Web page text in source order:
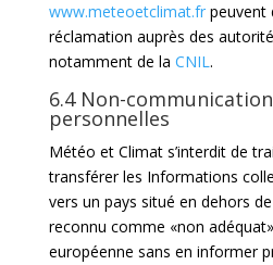
www.meteoetclimat.frpeuvent
réclamation auprès des
notamment de la CNIL.
6.4 Non-
personnelles
Météo et Climat s’interdit de
transférer les Informations
vers un pays situé en dehors
reconnu comme «non
européenne sans en informer